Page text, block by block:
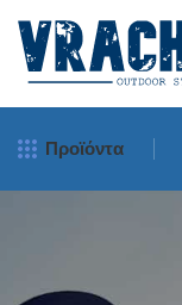
Προϊόντα